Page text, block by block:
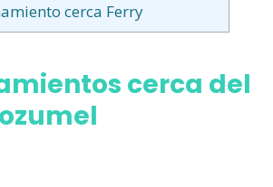
cerca Ferry
cerca del